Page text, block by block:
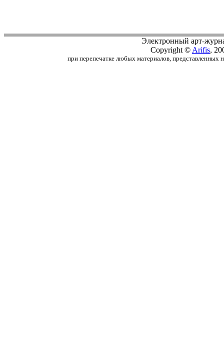
Электронный арт-
Copyright © Arifis,
при перепечатке любых материалов, представленных